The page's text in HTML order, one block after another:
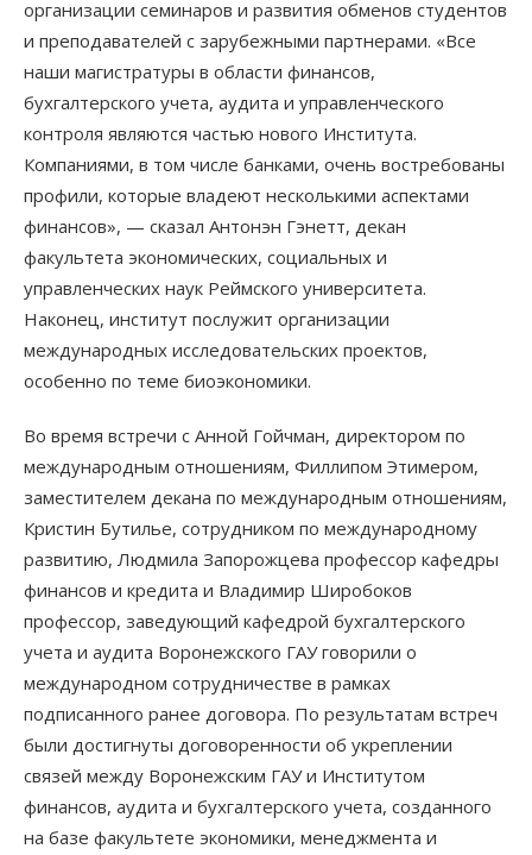
организации семинаров и развития обменов студентов
и преподавателей с зарубежными партнерами. «Все
наши магистратуры в области финансов,
бухгалтерского учета, аудита и управленческого
контроля являются частью нового Института.
Компаниями, в том числе банками, очень востребованы
профили, которые владеют несколькими аспектами
финансов», — сказал Антонэн Гэнетт, декан
факультета экономических, социальных и
управленческих наук Реймского университета.
Наконец, институт послужит организации
международных исследовательских проектов,
особенно по теме биоэкономики.
Во время встречи с Анной Гойчман, директором по
международным отношениям, Филлипом Этимером,
заместителем декана по международным отношениям,
Кристин Бутилье, сотрудником по международному
развитию, Людмила Запорожцева профессор кафедры
финансов и кредита и Владимир Широбоков
профессор, заведующий кафедрой бухгалтерского
учета и аудита Воронежского ГАУ говорили о
международном сотрудничестве в рамках
подписанного ранее договора. По результатам встреч
были достигнуты договоренности об укреплении
связей между Воронежским ГАУ и Институтом
финансов, аудита и бухгалтерского учета, созданного
на базе факультете экономики, менеджмента и